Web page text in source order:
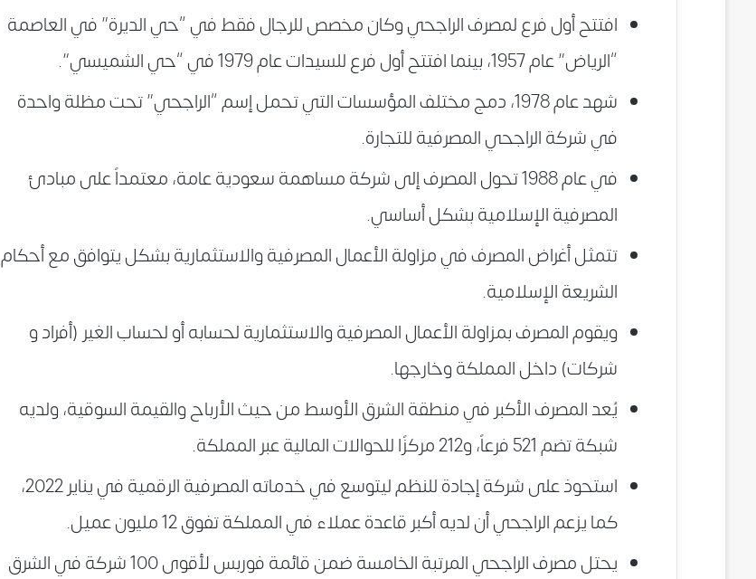
افتتح أول فرع لمصرف الراجحي وكان مخصص للرجال فقط في “حي الديرة” في العاصمة
“الرياض” عام 1957، بينما افتتح أول فرع للسيدات عام 1979 في “حي الشميسي”.
شهد عام 1978، دمج مختلف المؤسسات التي تحمل إسم “الراجحي” تحت مظلة واحدة
في شركة الراجحي المصرفية للتجارة.
في عام 1988 تحول المصرف إلى شركة مساهمة سعودية عامة، معتمداً على مبادئ
المصرفية الإسلامية بشكل أساسي.
تتمثل أغراض المصرف في مزاولة الأعمال المصرفية والاستثمارية بشكل يتوافق مع أحكام
الشريعة الإسلامية.
ويقوم المصرف بمزاولة الأعمال المصرفية والاستثمارية لحسابه أو لحساب الغير (أفراد و
شركات) داخل المملكة وخارجها.
يُعد المصرف الأكبر في منطقة الشرق الأوسط من حيث الأرباح والقيمة السوقية، ولديه
شبكة تضم 521 فرعاً، و212 مركزًا للحوالات المالية عبر المملكة.
استحوذ على شركة إجادة للنظم ليتوسع في خدماته المصرفية الرقمية في يناير 2022،
كما يزعم الراجحي أن لديه أكبر قاعدة عملاء في المملكة تفوق 12 مليون عميل.
يحتل مصرف الراجحي المرتبة الخامسة ضمن قائمة فوربس لأقوى 100 شركة في الشرق